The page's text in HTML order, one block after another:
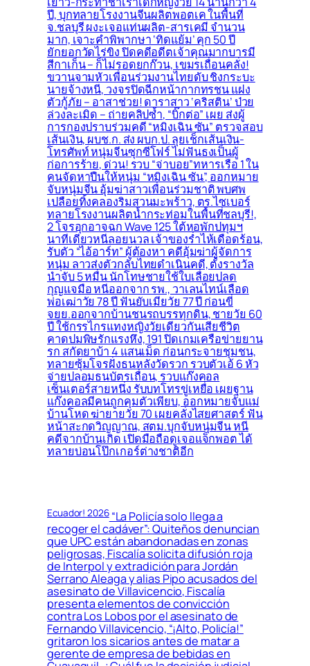
ปี, บุกทลายโรงงานจีนผลิตพอตเค ในพื้นที่
จ.ชลบุรี ผงะเจอแท่นผลิต-สารเคมี จำนวน
มาก, เจาะคำพิพากษา ‘ทิดแย้ม’ คุก 50 ปี
ยักยอกวัดไร่ขิง ปิดคดีอดีตเจ้าคุณมากบารมี
สีกาเก็น – ก็ไม่รอดยกก๊วน, เขมรเถื่อนคลั่ง!
ขวานจามหัวเพื่อนร่วมงานไทยดับ ชิงกระบะ
นายจ้างหนี, วงจรปิดฉีกหน้ากากทรชน แฝง
ตัวกู้ภัย – อาสาช่วย! ดาราสาว ‘คริสติน’ ป่วย
ล่วงละเมิด – ถ่ายคลิปซ้ำ, “บิ๊กต่อ” เผย ส่งผู้
การกองปราบร่วมคดี “หมิงเฉิน ซัน” ตรวจสอบ
เส้นเงิน, ผบช.ก. ส่ง ผบก.ป. ลุยเช็กเส้นเงิน-
โทรศัพท์ หนุ่มจีนซุกซีโฟร์ ไม่ฟันธงเป็นผู้
ก่อการร้าย, ด่วน! รวบ “จ่าบอย”ทหารเรือ 1 ใน
คนจัดหาปืนให้หนุ่ม “หมิงเฉิน ซัน”, ออกหมาย
จับหนุ่มจีน อุ้มฆ่าสาวเพื่อนร่วมชาติ พบศพ
เปลือยทิ้งคลองริมสวนมะพร้าว, ตร.ไซเบอร์
ทลายโรงงานผลิตน้ำกระท่อมในพื้นที่ชลบุรี!,
2 โจรอุกอาจฉก Wave 125 ใต้หอพักปทุมฯ
นาทีเดียวหนีลอยนวล เจ้าของร่ำไห้เดือดร้อน,
รับตัว “ไอ้อาร์ท” ผู้ต้องหา คดีอุ้มฆ่าผู้จัดการ
หนุ่ม ลาวส่งตัวกลับไทยดำเนินคดี, ตั้งรางวัล
นำจับ 5 หมื่น นักโทษชายใช้ใบเลื่อยปลด
กุญแจมือ หนีออกจาก รพ., วาเลนไทน์เลือด
พ่อเฒ่าวัย 78 ปี ฟันยับเมียวัย 77 ปี ก่อนขี่
จยย.ออกจากบ้านชนรถบรรทุกดิน, ชายวัย 60
ปี ใช้กรรไกรแทงหญิงวัยเดียวกันเสียชีวิต
คาดปมพิษรักแรงหึง, 191 ปิดเกมเครือข่ายยาน
รก สกัดยาบ้า 4 แสนเม็ด ก่อนกระจายชุมชน,
ทลายซุ้มโจรฝั่งธนหลังวัดรวก รวบตัวเอ้ 6 หัว
จ่ายปลอมธนบัตรเถื่อน, รวบแก๊งคอล
เซ็นเตอร์สายหนึ่ง รับบทโทรขู่เหยื่อ เผยฐาน
แก๊งคอลมีคนถูกคุมตัวเพียบ, ออกหมายจับแม่
บ้านโหด ฆ่ายายวัย 70 เผยคลั่งไสยศาสตร์ ฟัน
หน้าสะกดวิญญาณ, สตม.บุกจับหนุ่มจีน หนี
คดีจากบ้านเกิด เปิดมือถือดูเจอแจ็กพอต ได้
ทลายบ่อนโป๊กเกอร์ต่างชาติอีก
Ecuador! 2026“La Policía solo llega a
recoger el cadáver”: Quiteños denuncian
que UPC están abandonadas en zonas
peligrosas, Fiscalía solicita difusión roja
de Interpol y extradición para Jordán
Serrano Aleaga y alias Pipo acusados del
asesinato de Villavicencio, Fiscalía
presenta elementos de convicción
contra Los Lobos por el asesinato de
Fernando Villavicencio, “¡Alto, Policía!”
gritaron los sicarios antes de matar a
gerente de empresa de bebidas en